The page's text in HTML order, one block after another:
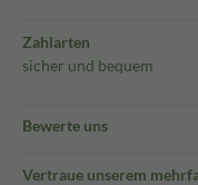
Zahlarten
sicher und bequem
Bewerte uns
Vertraue unserem